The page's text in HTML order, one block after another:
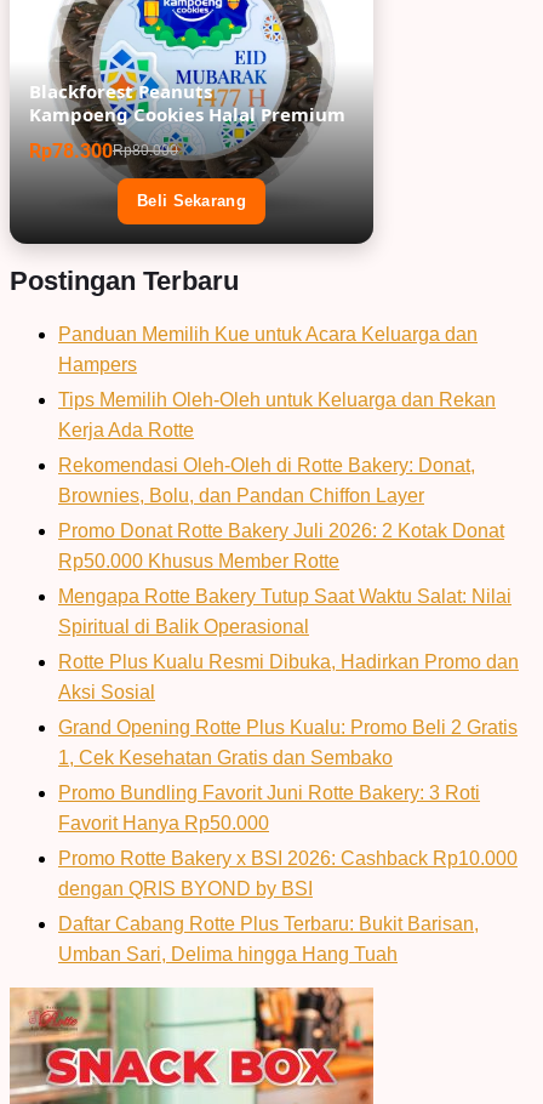
Blackforest Peanuts
Kampoeng Cookies Halal Premium
Rp78.300Rp80.000
Beli Sekarang
Postingan Terbaru
Panduan Memilih Kue untuk Acara Keluarga dan
Hampers
Tips Memilih Oleh-Oleh untuk Keluarga dan Rekan
Kerja Ada Rotte
Rekomendasi Oleh-Oleh di Rotte Bakery: Donat,
Brownies, Bolu, dan Pandan Chiffon Layer
Promo Donat Rotte Bakery Juli 2026: 2 Kotak Donat
Rp50.000 Khusus Member Rotte
Mengapa Rotte Bakery Tutup Saat Waktu Salat: Nilai
Spiritual di Balik Operasional
Rotte Plus Kualu Resmi Dibuka, Hadirkan Promo dan
Aksi Sosial
Grand Opening Rotte Plus Kualu: Promo Beli 2 Gratis
1, Cek Kesehatan Gratis dan Sembako
Promo Bundling Favorit Juni Rotte Bakery: 3 Roti
Favorit Hanya Rp50.000
Promo Rotte Bakery x BSI 2026: Cashback Rp10.000
dengan QRIS BYOND by BSI
Daftar Cabang Rotte Plus Terbaru: Bukit Barisan,
Umban Sari, Delima hingga Hang Tuah